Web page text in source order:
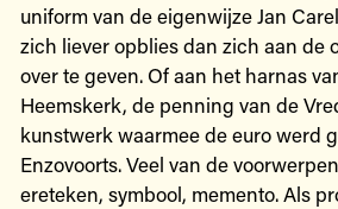
uniform van de eigenwijze Jan
zich liever opblies dan zich aan de
over te geven. Of aan het harnas
Heemskerk, de penning van de
kunstwerk waarmee de euro werd
Enzovoorts. Veel van de
ereteken, symbool, memento. Als